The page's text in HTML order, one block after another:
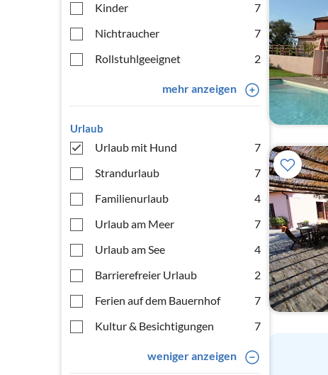
Kinder
7
Nichtraucher
7
Rollstuhlgeeignet
2
mehr anzeigen
Urlaub
Urlaub mit Hund
7
Strandurlaub
7
Familienurlaub
4
Urlaub am Meer
7
Urlaub am See
4
Barrierefreier Urlaub
2
Ferien auf dem Bauernhof
7
Kultur & Besichtigungen
7
weniger anzeigen